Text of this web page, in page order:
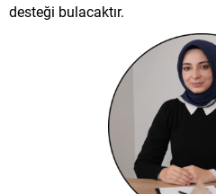
desteği bulacaktır.